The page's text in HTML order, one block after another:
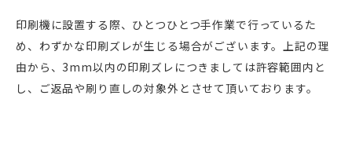
印刷機に設置する際、ひとつひとつ手作業で行っているた
め、わずかな印刷ズレが生じる場合がございます。上記の理
由から、3mm以内の印刷ズレにつきましては許容範囲内と
し、ご返品や刷り直しの対象外とさせて頂いております。